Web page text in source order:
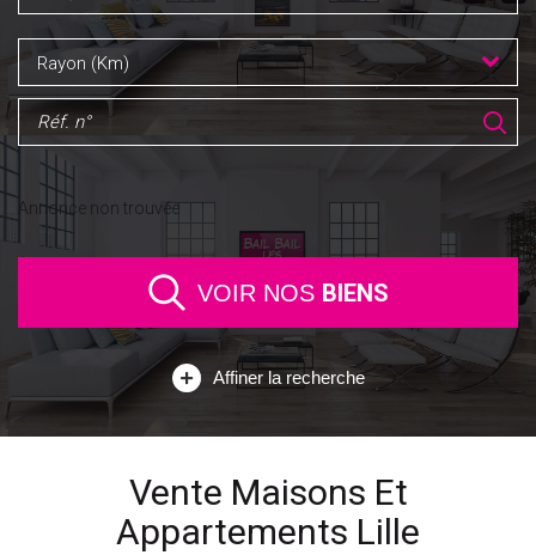
Rayon (Km)
Annonce non trouvée
Affiner la recherche
VOIR NOS BIENS
Vente Maisons Et
Appartements Lille